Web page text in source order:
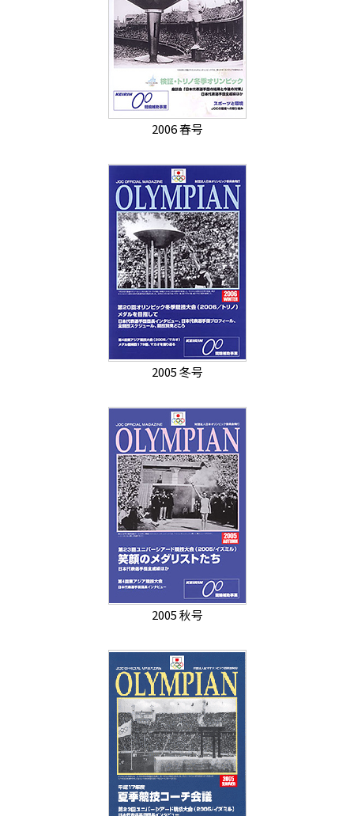
2006 春号
2005 冬号
2005 秋号